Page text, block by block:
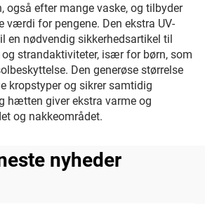
også efter mange vaske, og tilbyder
værdi for pengene. Den ekstra UV-
en nødvendig sikkerhedsartikel til
strandaktiviteter, især for børn, som
Den generøse størrelse
kropstyper og sikrer samtidig
hætten giver ekstra varme og
og nakkeområdet.
nyheder